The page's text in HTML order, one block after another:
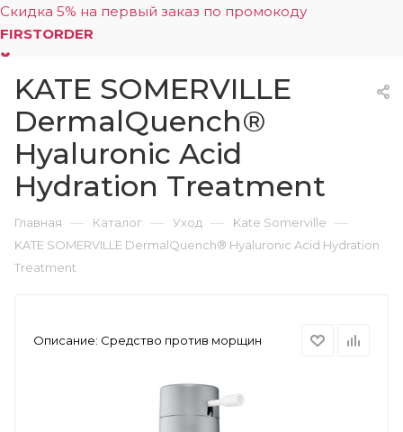
Скидка 5% на первый заказ по промокоду
FIRSTORDER
0
KATE SOMERVILLE
DermalQuench®
Hyaluronic Acid
Hydration Treatment
Главная — Каталог — Уход — Kate Somerville —
KATE SOMERVILLE DermalQuench® Hyaluronic Acid Hydration
Treatment
Описание: Средство против морщин